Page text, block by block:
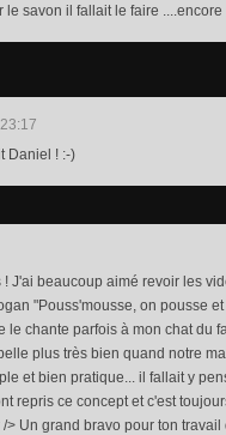
savon il fallait le faire
Daniel ! :-)
J'ai beaucoup aimé revoir les
"Pouss'mousse, on pousse
le chante parfois à mon chat du
plus très bien quand notre
et bien pratique... il fallait y
repris ce concept et c'est
Un grand bravo pour ton